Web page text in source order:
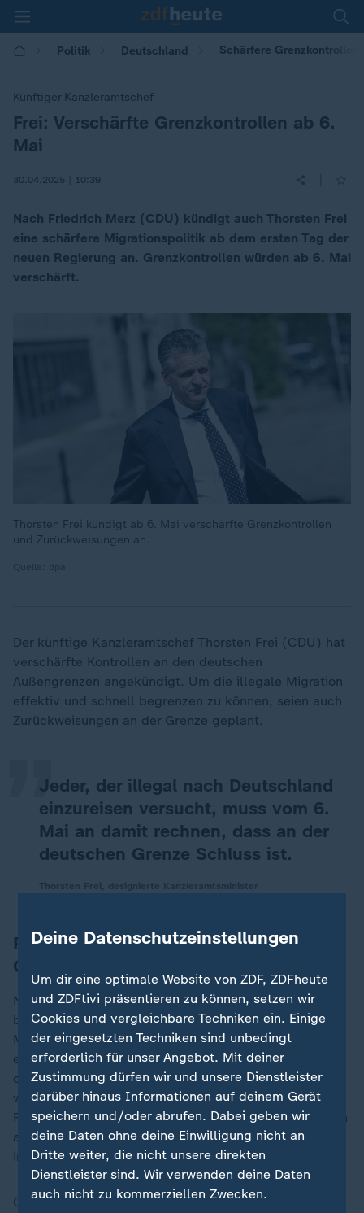
Politik Deutschland Schärfere
Künftiger Kanzleramtschef
:Frei: Verschärfte Grenzkontrollen ab 6.
Mai
30.04.2025 | 10:39
Nach Friedrich Merz (CDU) kündigt auch Thorsten Frei
eine schärfere Migrationspolitik ab dem ersten Tag der
neuen Regierung an. Grenzkontrollen würden ab 6. Mai
verschärft.
Thorsten Frei kündigt ab 6. Mai verschärfte Grenzkontrollen
und Zurückweisungen an.
Der künftige Kanzleramtschef Thorsten Frei (CDU ) hat
verschärfte Kontrollen an den deutschen
Außengrenzen angekündigt. Um die illegale Migration
effektiv und schnell begrenzen zu können, seien auch
Zurückweisungen an der Grenze geplant.
Jeder, der illegal nach Deutschland
einzureisen versucht, muss vom 6.
Mai an damit rechnen, dass an der
deutschen Grenze Schluss ist.
„
Personenkontrollen an deutschen
Grenzen ab 6. Mai
Niemand könne im Land seines Wunsches Asyl
beantragen, sagte Frei den Zeitungen der Funke
Mediengruppe. Der Asylantrag müsse nach
europäischem Recht dort gestellt werden, wo jemand
dieEuropäische Union erstmals betritt. Das sei so gut
wie nie Deutschland. Die neue Regierung werde laut
Frei zudem "vom ersten Tag an die Personenkontrollen
an den deutschen Grenzen ausweiten und
intensivieren".
CDU-ChefFriedrich Merzsoll am 6. Mai zum
Deine Datenschutzeinstellungen
Um dir eine optimale Website von ZDF, ZDFheute
und ZDFtivi präsentieren zu können, setzen wir
Cookies und vergleichbare Techniken ein. Einige
der eingesetzten Techniken sind unbedingt
erforderlich für unser Angebot. Mit deiner
Zustimmung dürfen wir und unsere Dienstleister
darüber hinaus Informationen auf deinem Gerät
speichern und/oder abrufen. Dabei geben wir
deine Daten ohne deine Einwilligung nicht an
Dritte weiter, die nicht unsere direkten
Dienstleister sind. Wir verwenden deine Daten
auch nicht zu kommerziellen Zwecken.